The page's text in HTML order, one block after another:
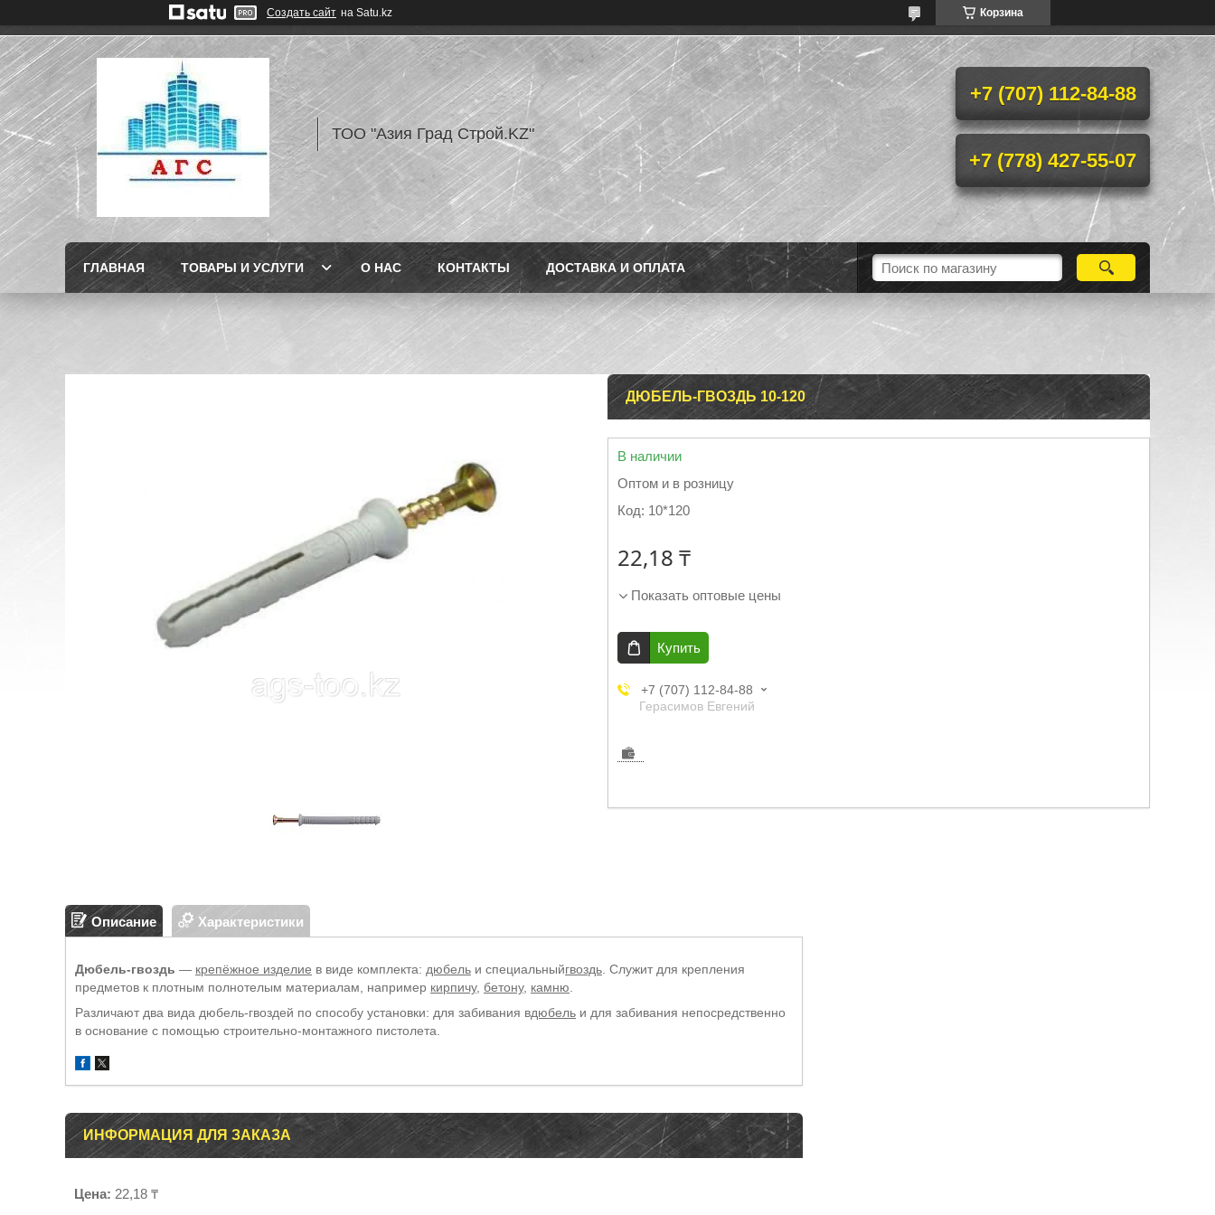
Создать сайт на Satu.kz Корзина
ТОО "Азия Град Строй.KZ"
+7 (707) 112-84-88
+7 (778) 427-55-07
ГЛАВНАЯ ТОВАРЫ И УСЛУГИ О НАС КОНТАКТЫ ДОСТАВКА И ОПЛАТА
ДЮБЕЛЬ-ГВОЗДЬ 10-120
В наличии
Оптом и в розницу
Код: 10*120
22,18 ₸
Показать оптовые цены
Купить
+7 (707) 112-84-88
Герасимов Евгений
Описание Характеристики
Дюбель-гвоздь — крепёжное изделие в виде комплекта: дюбель и специальныйгвоздь . Служит для крепления
предметов к плотным полнотелым материалам, например кирпичу, бетону, камню
Различают два вида дюбель-гвоздей по способу установки: для забивания вдюбель и для забивания непосредственно
в основание с помощью строительно-монтажного пистолета.
ИНФОРМАЦИЯ ДЛЯ ЗАКАЗА
Цена: 22,18 ₸